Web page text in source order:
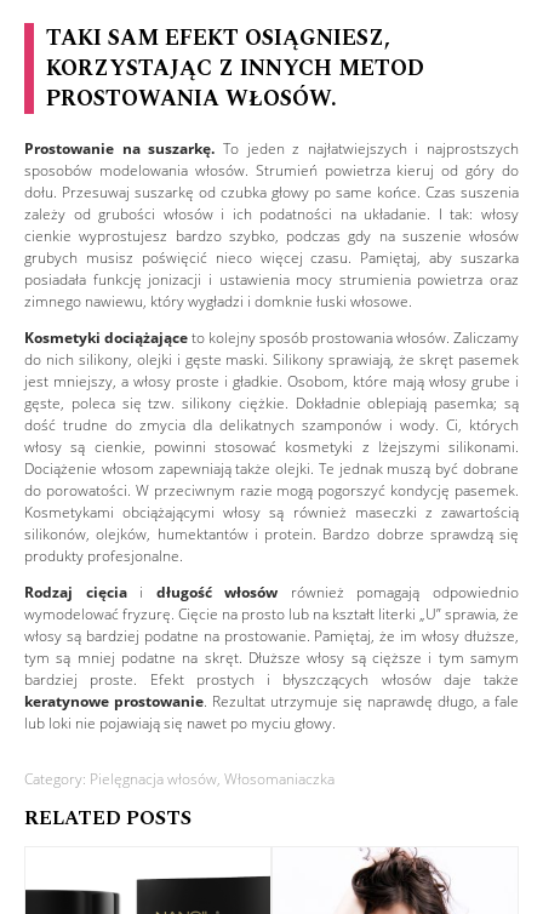
TAKI SAM EFEKT OSIĄGNIESZ,
KORZYSTAJĄC Z INNYCH METOD
PROSTOWANIA WŁOSÓW.
Prostowanie na suszarkę. To jeden z najłatwiejszych i najprostszych
sposobów modelowania włosów. Strumień powietrza kieruj od góry do
dołu. Przesuwaj suszarkę od czubka głowy po same końce. Czas suszenia
zależy od grubości włosów i ich podatności na układanie. I tak: włosy
cienkie wyprostujesz bardzo szybko, podczas gdy na suszenie włosów
grubych musisz poświęcić nieco więcej czasu. Pamiętaj, aby suszarka
posiadała funkcję jonizacji i ustawienia mocy strumienia powietrza oraz
zimnego nawiewu, który wygładzi i domknie łuski włosowe.
Kosmetyki dociążająceto kolejny sposób prostowania włosów. Zaliczamy
do nich silikony, olejki i gęste maski. Silikony sprawiają, że skręt pasemek
jest mniejszy, a włosy proste i gładkie. Osobom, które mają włosy grube i
gęste, poleca się tzw. silikony ciężkie. Dokładnie oblepiają pasemka; są
dość trudne do zmycia dla delikatnych szamponów i wody. Ci, których
włosy są cienkie, powinni stosować kosmetyki z lżejszymi silikonami.
Dociążenie włosom zapewniają także olejki. Te jednak muszą być dobrane
do porowatości. W przeciwnym razie mogą pogorszyć kondycję pasemek.
Kosmetykami obciążającymi włosy są również maseczki z zawartością
silikonów, olejków, humektantów i protein. Bardzo dobrze sprawdzą się
produkty profesjonalne.
Rodzaj cięciai długość włosów również pomagają odpowiednio
wymodelować fryzurę. Cięcie na prosto lub na kształt literki „U” sprawia, że
włosy są bardziej podatne na prostowanie. Pamiętaj, że im włosy dłuższe,
tym są mniej podatne na skręt. Dłuższe włosy są cięższe i tym samym
bardziej proste. Efekt prostych i błyszczących włosów daje także
keratynowe prostowanie. Rezultat utrzymuje się naprawdę długo, a fale
lub loki nie pojawiają się nawet po myciu głowy.
Category: Pielęgnacja włosów, Włosomaniaczka
RELATED POSTS